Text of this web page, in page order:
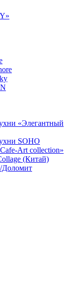
«Элегантный
SOHO
Art collection»
(Китай)
Доломит